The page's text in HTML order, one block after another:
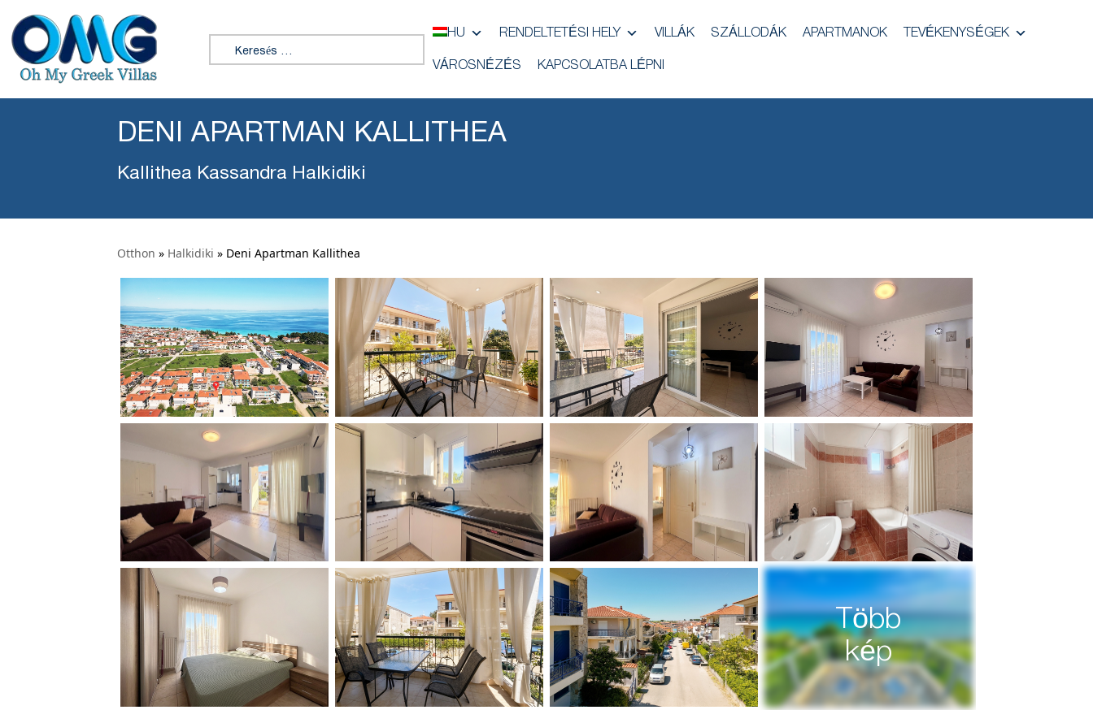
Keresés:
HU RENDELTETÉSI HELY VILLÁK SZÁLLODÁK APARTMANOK TEVÉKENYSÉGEK
VÁROSNÉZÉS KAPCSOLATBA LÉPNI
DENI APARTMAN KALLITHEA
Kallithea Kassandra Halkidiki
Otthon » Halkidiki » Deni Apartman Kallithea
Több
kép